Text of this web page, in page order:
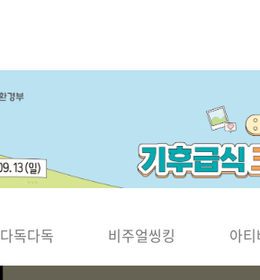
다독다독 비주얼씽킹 아